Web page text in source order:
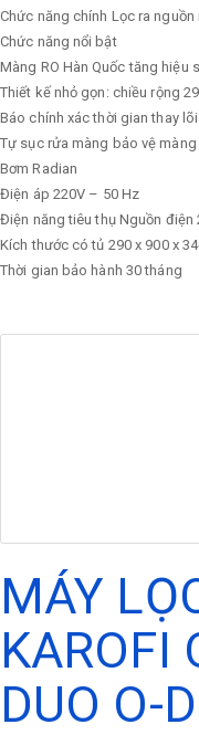
Chức năng chính Lọc ra
Chức năng nổi bật
Màng RO Hàn Quốc tăng hiệu
Thiết kế nhỏ gọn: chiều rộng
Báo chính xác thời gian thay lõi
Tự sục rửa màng bảo vệ màng
Bơm Radian
Điện áp 220V – 50 Hz
Điện năng tiêu thụ Nguồn điện
Kích thước có tủ 290 x 900 x
Thời gian bảo hành 30 tháng
MÁY
KAROFI
DUO O-